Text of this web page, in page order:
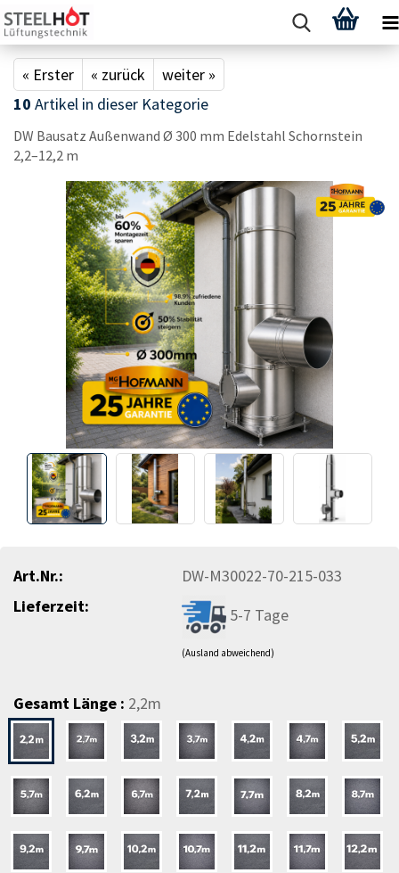
« Erster « zurück
weiter »
10 Artikel in dieser Kategorie
DW Bau­satz Au­ßen­wand Ø 300 mm Edel­stahl Schorn­stein
2,2–12,2 m
Art.Nr.:
DW-M30022-70-215-033
Lieferzeit:
5-7 Tage
(Ausland abweichend)
Gesamt Länge : 2,2m